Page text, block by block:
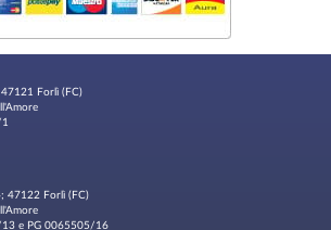
Forlì (FC)
1
47122 Forlì (FC)
13 e PG 0065505/16